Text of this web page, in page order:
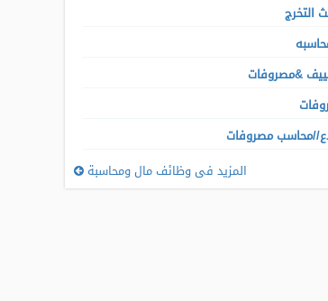
التخرج
&مصروفات
محاسب مصروفات
المزيد فى وظائف مال ومحاسبة